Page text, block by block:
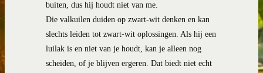
buiten, dus hij houdt niet van me.
Die valkuilen duiden op zwart-wit denken en kan
slechts leiden tot zwart-wit oplossingen. Als hij een
luilak is en niet van je houdt, kan je alleen nog
scheiden, of je blijven ergeren. Dat biedt niet echt